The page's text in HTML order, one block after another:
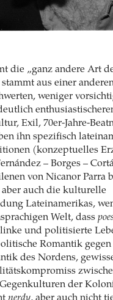
die „ganz andere Art
aus einer
weniger
Exil, 70er-Jahre-
ihn spezifisch
(konzeptuelles
– Borges –
von Nicanor Parra
auch die kulturelle
Lateinamerikas,
Welt, dass
und politisierte
Romantik
des Nordens,
der